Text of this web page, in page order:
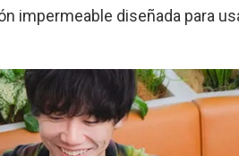
impermeable diseñada para